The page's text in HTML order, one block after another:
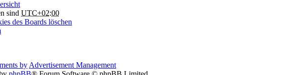
sind UTC+02:00
des Boards löschen
by Advertisement Management